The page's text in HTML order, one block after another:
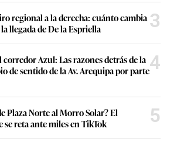
regional a la derecha: cuánto cambia
llegada de De la Espriella
3
Azul: Las razones detrás de la
de sentido de la Av. Arequipa por parte4
Plaza Norte al Morro Solar? El
se reta ante miles en TikTok
5